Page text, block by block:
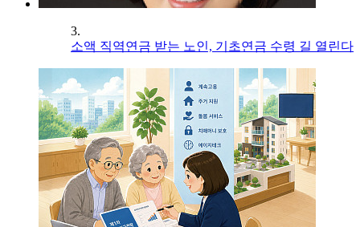
3.
소액 직역연금 받는 노인, 기초연금 수령 길 열린다